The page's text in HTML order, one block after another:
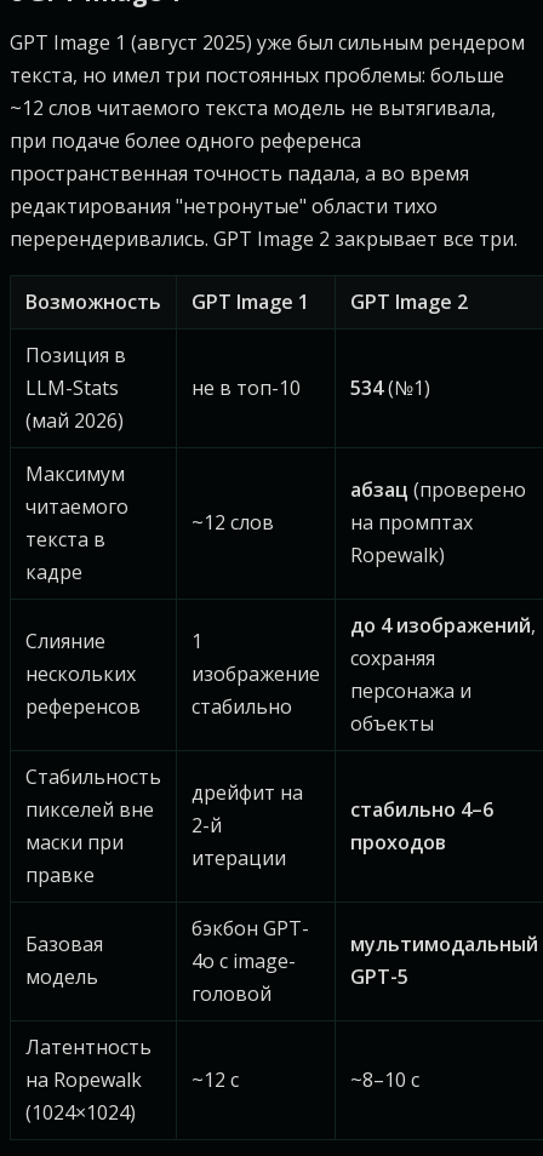
GPT Image 1 (август 2025) уже был сильным рендером
текста, но имел три постоянных проблемы: больше
~12 слов читаемого текста модель не вытягивала,
при подаче более одного референса
пространственная точность падала, а во время
редактирования "нетронутые" области тихо
перерендеривались. GPT Image 2 закрывает все три.
Возможность GPT Image 1
GPT Image 2
Позиция в
LLM-Stats
(май 2026)
не в топ-10 534(№1)
Максимум
читаемого
текста в
кадре
~12 слов
абзац (проверено
на промптах
Ropewalk)
Слияние
нескольких
референсов
1
изображение
стабильно
до 4 изображений,
сохраняя
персонажа и
объекты
Стабильность
пикселей вне
маски при
правке
дрейфит на
2-й
итерации
стабильно 4–6
проходов
Базовая
модель
бэкбон GPT-
4o с image-
головой
мультимодальный
GPT-5
Латентность
на Ropewalk
(1024×1024)
~12 с ~8–10 с